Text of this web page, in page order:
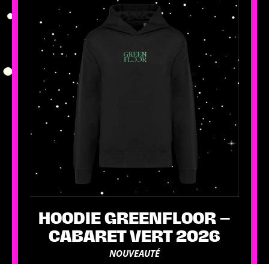
plusieurs
variations.
Les
options
peuvent
être
page
du
produit
HOODIE GREENFLOOR –
CABARET VERT 2026
NOUVEAUTÉ